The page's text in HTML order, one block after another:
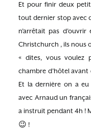
Et pour finir deux
tout dernier stop avec
n’arrêtait pas
Christchurch , ils nous
« dites, vous voulez
chambre d’hôtel
Et la dernière on a
avec Arnaud un
a instruit pendant 4h !
😉 !